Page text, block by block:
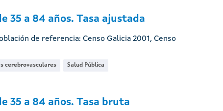
35 a 84 años. Tasa ajustada
de referencia: Censo Galicia 2001, Censo
cerebrovasculares Salud Pública
35 a 84 años. Tasa bruta